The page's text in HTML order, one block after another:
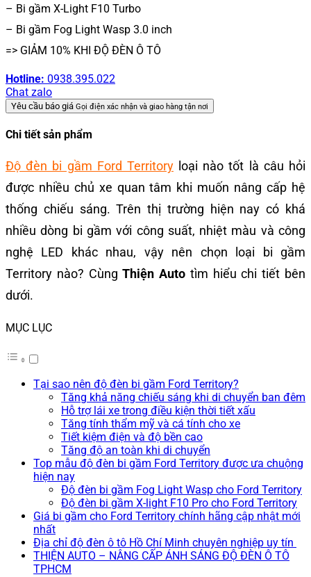
– Bi gầm X-Light F10 Turbo
– Bi gầm Fog Light Wasp 3.0 inch
=> GIẢM 10% KHI ĐỘ ĐÈN Ô TÔ
Hotline: 0938.395.022
Chat zalo
Yêu cầu báo giá Gọi điện xác nhận và giao hàng tận nơi
Chi tiết sản phẩm
Độ đèn bi gầm Ford Territoryloại nào tốt là câu hỏi
được nhiều chủ xe quan tâm khi muốn nâng cấp hệ
thống chiếu sáng. Trên thị trường hiện nay có khá
nhiều dòng bi gầm với công suất, nhiệt màu và công
nghệ LED khác nhau, vậy nên chọn loại bi gầm
Territory nào? CùngThiện Auto tìm hiểu chi tiết bên
dưới.
MỤC LỤC
Tại sao nên độ đèn bi gầm Ford Territory?
Tăng khả năng chiếu sáng khi di chuyển ban đêm
Hỗ trợ lái xe trong điều kiện thời tiết xấu
Tăng tính thẩm mỹ và cá tính cho xe
Tiết kiệm điện và độ bền cao
Tăng độ an toàn khi di chuyển
Top mẫu độ đèn bi gầm Ford Territory được ưa chuộng
hiện nay
Độ đèn bi gầm Fog Light Wasp cho Ford Territory
Độ đèn bi gầm X-light F10 Pro cho Ford Territory
Giá bi gầm cho Ford Territory chính hãng cập nhật mới
nhất
Địa chỉ độ đèn ô tô Hồ Chí Minh chuyên nghiệp uy tín
THIỆN AUTO – NÂNG CẤP ÁNH SÁNG ĐỘ ĐÈN Ô TÔ
TPHCM